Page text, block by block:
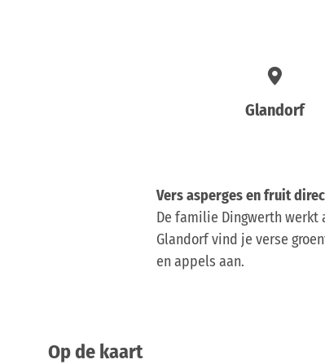
Glandorf
Vers asperges en fruit
De familie Dingwerth
Glandorf vind je verse
en appels aan.
Op de kaart